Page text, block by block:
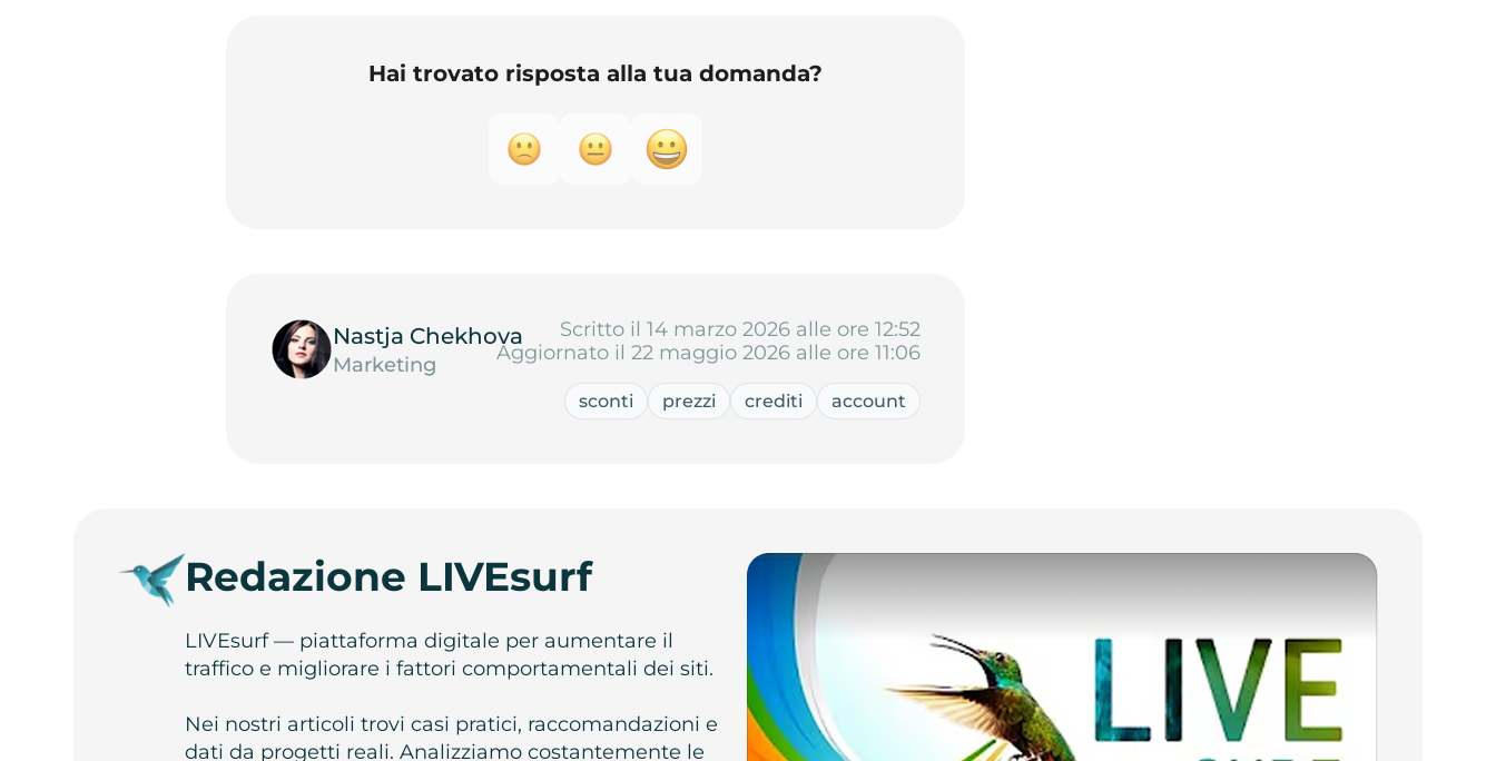
Hai trovato risposta alla tua domanda?
Nastja Chekhova
Marketing
Scritto il 14 marzo 2026 alle ore 12:52
Aggiornato il 22 maggio 2026 alle ore 11:06
sconti prezzi crediti account
Redazione LIVEsurf
LIVEsurf — piattaforma digitale per aumentare il
traffico e migliorare i fattori comportamentali dei siti.
Nei nostri articoli trovi casi pratici, raccomandazioni e
dati da progetti reali. Analizziamo costantemente le